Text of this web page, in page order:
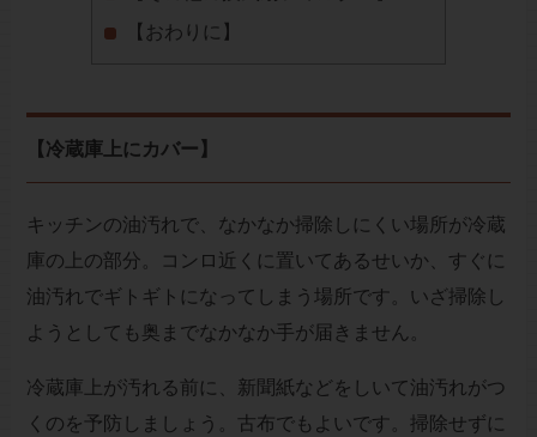
【おわりに】
【冷蔵庫上にカバー】
キッチンの油汚れで、なかなか掃除しにくい場所が冷蔵
庫の上の部分。コンロ近くに置いてあるせいか、すぐに
油汚れでギトギトになってしまう場所です。いざ掃除し
ようとしても奥までなかなか手が届きません。
冷蔵庫上が汚れる前に、新聞紙などをしいて油汚れがつ
くのを予防しましょう。古布でもよいです。掃除せずに